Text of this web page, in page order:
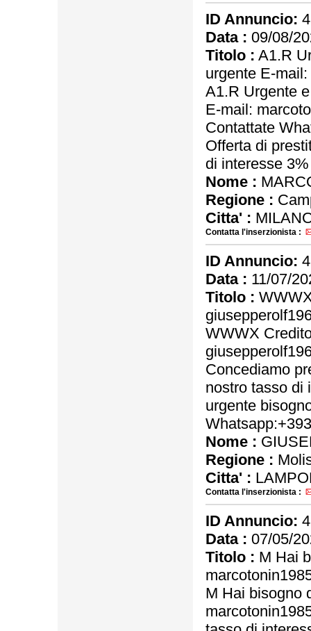
ID Annuncio:
Data : 09/08/
Titolo : A1.R
urgente E-
A1.R Urgente
E-mail:
Contattate
Offerta di
di interesse
Nome :
Regione :
Citta' :
Contatta l'inserzionista :
ID Annuncio:
Data : 11/07/
Titolo :
WWWX
Concediamo
nostro tasso di
urgente
Nome :
Regione :
Citta' :
Contatta l'inserzionista :
ID Annuncio:
Data : 07/05/
Titolo : M Hai
M Hai bisogno